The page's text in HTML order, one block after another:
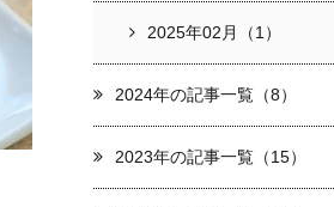
2025年02月（1）
2024年の記事一覧（8）
2023年の記事一覧（15）